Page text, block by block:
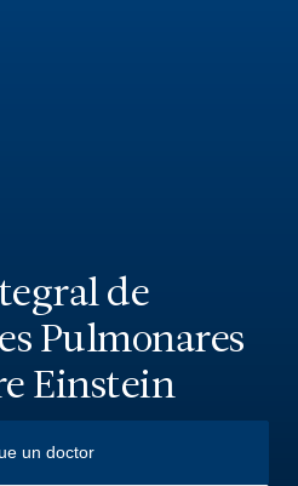
de
Pulmonares
Einstein
un doctor